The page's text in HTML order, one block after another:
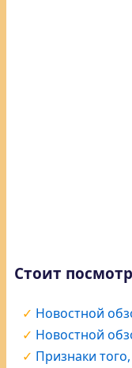
Стоит
Новостной
Новостной
Признаки